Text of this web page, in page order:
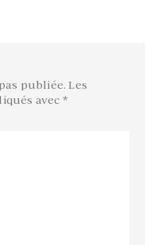
publiée. Les
avec *